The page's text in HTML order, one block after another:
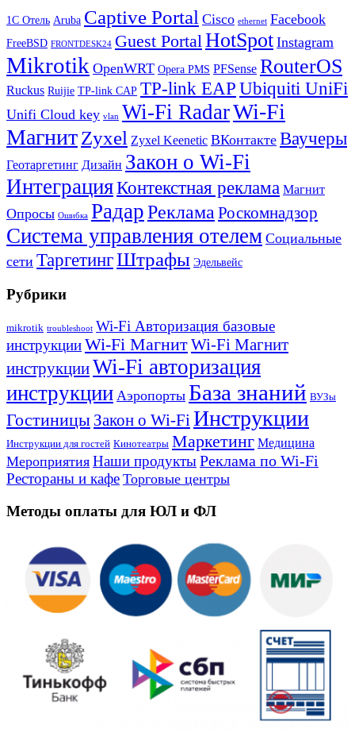
1С Отель Aruba Captive Portal Cisco ethernet Facebook
FreeBSD FRONTDESK24 Guest Portal HotSpot Instagram
Mikrotik OpenWRT Opera PMS PFSense RouterOS
Ruckus Ruijie TP-link CAP TP-link EAP Ubiquiti UniFi
Unifi Cloud key vlan Wi-Fi RadarWi-Fi
МагнитZyxel Zyxel Keenetic ВКонтакте Ваучеры
Геотаргетинг Дизайн Закон о Wi-Fi
ИнтеграцияКонтекстная реклама Магнит
Опросы Ошибка РадарРеклама Роскомнадзор
Система управления отелем Социальные
сети ТаргетингШтрафы Эдельвейс
Рубрики
mikrotik troubleshoot Wi-Fi Авторизация базовые
инструкцииWi-Fi МагнитWi-Fi Магнит
инструкцииWi-Fi авторизация
инструкции Аэропорты База знаний ВУЗы
Гостиницы Закон о Wi-FiИнструкции
Инструкции для гостей Кинотеатры Маркетинг Медицина
Мероприятия Наши продуктыРеклама по Wi-Fi
Рестораны и кафе Торговые центры
Методы оплаты для ЮЛ и ФЛ